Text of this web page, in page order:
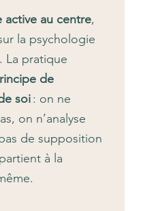
active au centre,
la psychologie
La pratique
de
soi: on ne
on n’analyse
de supposition
à la